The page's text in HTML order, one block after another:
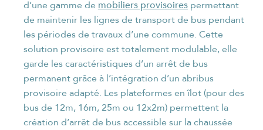
d’une gamme de mobiliers provisoires permettant
de maintenir les lignes de transport de bus pendant
les périodes de travaux d’une commune. Cette
solution provisoire est totalement modulable, elle
garde les caractéristiques d’un arrêt de bus
permanent grâce à l’intégration d’un abribus
provisoire adapté. Les plateformes en îlot (pour des
bus de 12m, 16m, 25m ou 12x2m) permettent la
création d’arrêt de bus accessible sur la chaussée
NOM*
PRÉNOM*